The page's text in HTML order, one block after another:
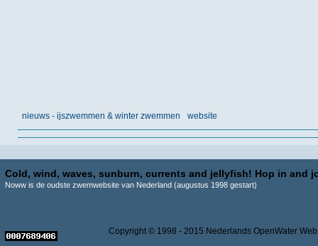
nieuws - ijszwemmen & winter zwemmen website
Cold, wind, waves, sunburn, currents and jellyfish! Hop in and
Noww is de oudste zwemwebsite van Nederland (augustus 1998 gestart)
Copyright © 1998 - 2015 Nederlands OpenWater